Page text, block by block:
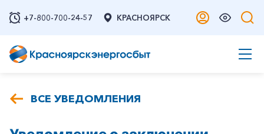
+7-800-700-24-57 КРАСНОЯРСК
ВСЕ УВЕДОМЛЕНИЯ